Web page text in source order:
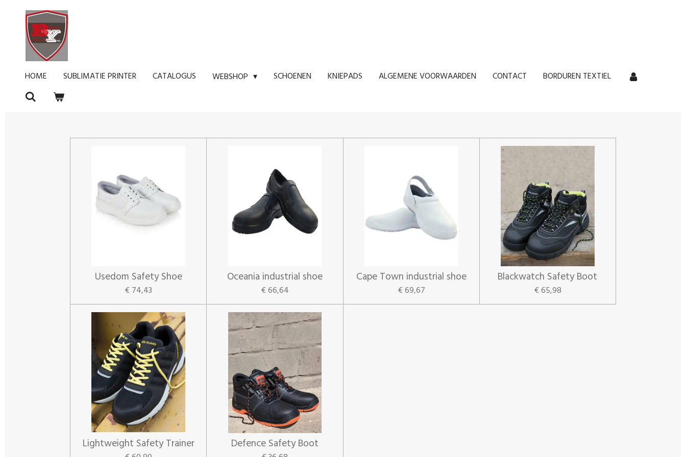
direct
HOME SUBLIMATIE PRINTER CATALOGUS WEBSHOP SCHOENEN KNIEPADS ALGEMENE VOORWAARDEN CONTACT BORDUREN TEXTIEL
Usedom Safety Shoe
€ 74,43
Oceania industrial shoe
€ 66,64
Cape Town industrial shoe
€ 69,67
Blackwatch Safety Boot
€ 65,98
Lightweight Safety Trainer Defence Safety Boot